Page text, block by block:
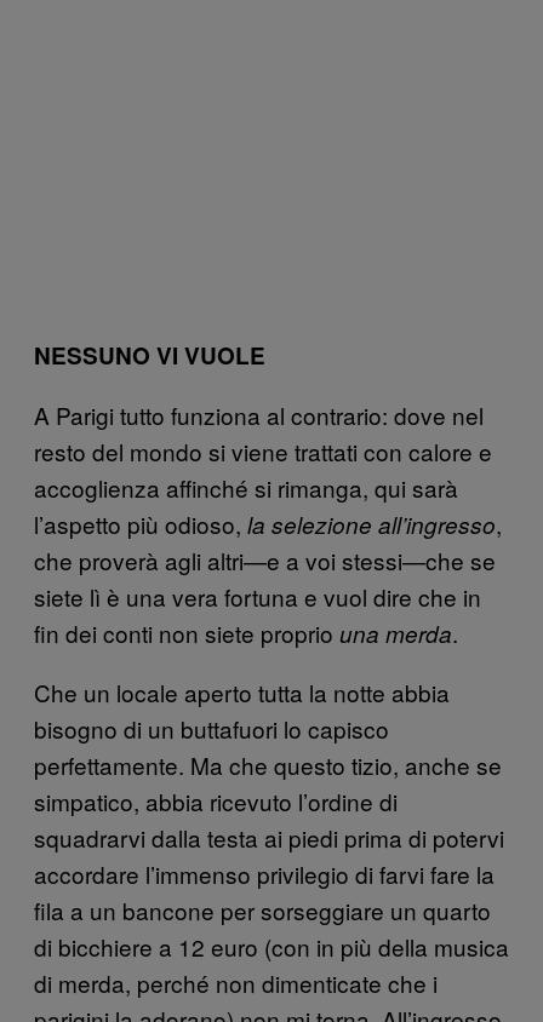
NESSUNO VI VUOLE
A Parigi tutto funziona al contrario: dove nel
resto del mondo si viene trattati con calore e
accoglienza affinché si rimanga, qui sarà
l’aspetto più odioso, la selezione all’ingresso,
che proverà agli altri—e a voi stessi—che se
siete lì è una vera fortuna e vuol dire che in
fin dei conti non siete proprio una merda.
Che un locale aperto tutta la notte abbia
bisogno di un buttafuori lo capisco
perfettamente. Ma che questo tizio, anche se
simpatico, abbia ricevuto l’ordine di
squadrarvi dalla testa ai piedi prima di potervi
accordare l’immenso privilegio di farvi fare la
fila a un bancone per sorseggiare un quarto
di bicchiere a 12 euro (con in più della musica
di merda, perché non dimenticate che i